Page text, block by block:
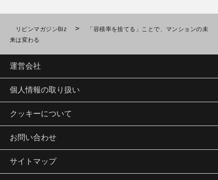
リビンマガジンBiz >
「容積率を捨てる」ことで、マンションの未
来は変わる
運営会社
個人情報の取り扱い
クッキーについて
お問い合わせ
サイトマップ